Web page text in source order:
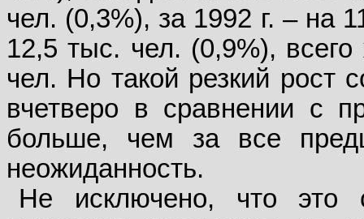
чел. (0,3%), за 1992 г. – на
12,5 тыс. чел. (0,9%),
чел. Но такой резкий рост
вчетверо в сравнении с
больше, чем за все
неожиданность.
Не исключено, что это